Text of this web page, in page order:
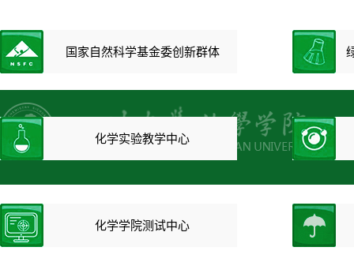
国家自然科学基金委创新群体
化学实验教学中心
化学学院测试中心